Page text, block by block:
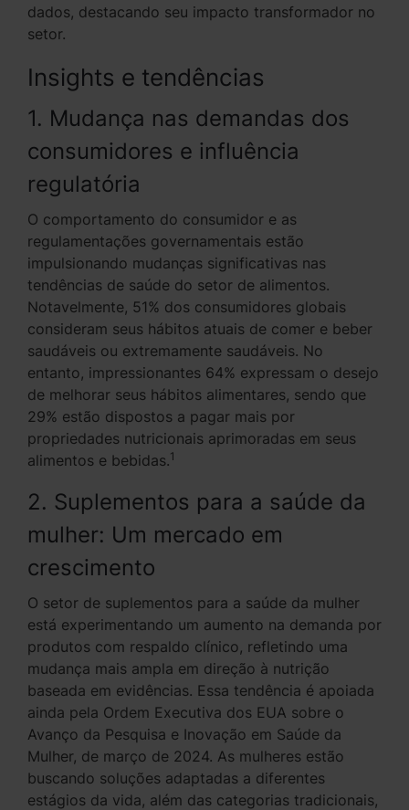
dados, destacando seu impacto transformador no
setor.
Insights e tendências
1. Mudança nas demandas dos
consumidores e influência
regulatória
O comportamento do consumidor e as
regulamentações governamentais estão
impulsionando mudanças significativas nas
tendências de saúde do setor de alimentos.
Notavelmente, 51% dos consumidores globais
consideram seus hábitos atuais de comer e beber
saudáveis ou extremamente saudáveis. No
entanto, impressionantes 64% expressam o desejo
de melhorar seus hábitos alimentares, sendo que
29% estão dispostos a pagar mais por
propriedades nutricionais aprimoradas em seus
alimentos e bebidas.1
2. Suplementos para a saúde da
mulher: Um mercado em
crescimento
O setor de suplementos para a saúde da mulher
está experimentando um aumento na demanda por
produtos com respaldo clínico, refletindo uma
mudança mais ampla em direção à nutrição
baseada em evidências. Essa tendência é apoiada
ainda pela Ordem Executiva dos EUA sobre o
Avanço da Pesquisa e Inovação em Saúde da
Mulher, de março de 2024. As mulheres estão
buscando soluções adaptadas a diferentes
estágios da vida, além das categorias tradicionais,